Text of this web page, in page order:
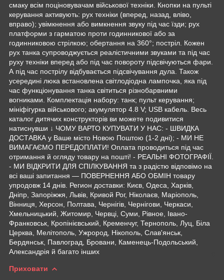
смаку всім поціновувачам військової техніки. Кнопки на пульті
керування активують: рух техніки (вперед, назад, вліво,
вправо); увімкнення або вимкнення звуку під час їзди; рух
платформи з гарматою проти годинникової або за
годинниковою стрілкою; обертання на 360°; постріл. Кожен
рух танка супроводжується реалістичними звуками та під час
руху техніки вперед або під час повороту підсвічуються фари.
А під час пострілу відбувається підсвічування дула. Також
усередині люка встановлена світлодіодна лампочка, яка під
час функціонування танка світиться різнобарвними
вогниками. Комплектація набору: танк; пульт керування;
мініфігурка військового; акумулятор 4.8 V; USB кабель. Весь
каталог дитячих конструкторів ви можете подивитися
натиснувши ↓ ЧОМУ ВАРТО КУПУВАТИ У НАС: - ШВИДКА
ДОСТАВКА у Ваше місто Новою Поштою (1-2 дні); - МИ НЕ
ВИМАГАЄМО ПЕРЕДОПЛАТИ! Оплата проводиться під час
отримання й огляду товару на пошті! - РЕАЛЬНІ ФОТОГРАФІЇ.
- МИ ВІДКРИТИ ДЛЯ СПІЛКУВАННЯ та з радістю відповімо на
всі ваші запитання — ПОВЕРНЕННЯ АБО ОБМІН товару
упродовж 14 днів. Регион доставки: Києв, Одеса, Харків,
Дніпр, Запоріжжя, Львів, Кривой Рог, Ніколаєв, Маріополь,
Вінниця, Херсон, Полтава, Чернігів, Чернігови, Черкаси,
Хмельницький, Житомир, Червці, Суми, Рівное, Івано-
Франковськ, Кропінієвський, Кременчуг, Тернополь, Луц, Біла
Церква, Мелітополь, Ужрород, Нікополь, Слав'янськ,
Бердянськ, Павлоград, Бровани, Каменець-Подольський,
Александрія й багато інших
Приховати